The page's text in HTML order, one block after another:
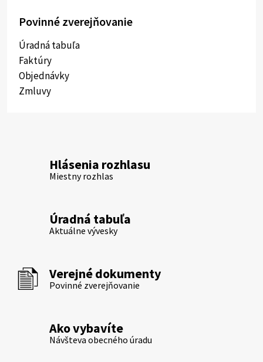
Povinné zverejňovanie
Úradná tabuľa
Faktúry
Objednávky
Zmluvy
Hlásenia rozhlasu
Miestny rozhlas
Úradná tabuľa
Aktuálne vývesky
Verejné dokumenty
Povinné zverejňovanie
Ako vybavíte
Návšteva obecného úradu